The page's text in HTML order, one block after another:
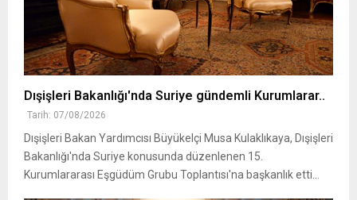
Dışişleri Bakanlığı'nda Suriye gündemli Kurumlarar..
Tarih: 07/08/2026
Dışişleri Bakan Yardımcısı Büyükelçi Musa Kulaklıkaya, Dışişleri
Bakanlığı'nda Suriye konusunda düzenlenen 15.
Kurumlararası Eşgüdüm Grubu Toplantısı'na başkanlık etti...